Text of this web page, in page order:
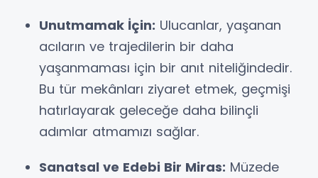
Unutmamak İçin: Ulucanlar, yaşanan
acıların ve trajedilerin bir daha
yaşanmaması için bir anıt niteliğindedir.
Bu tür mekânları ziyaret etmek, geçmişi
hatırlayarak geleceğe daha bilinçli
adımlar atmamızı sağlar.
Sanatsal ve Edebi Bir Miras: Müzede